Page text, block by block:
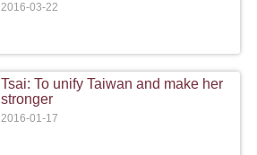
2016-03-22
Tsai: To unify Taiwan and make her
stronger
2016-01-17